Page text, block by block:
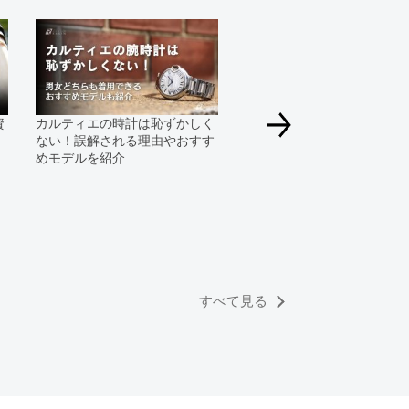
場合にも、事前に在庫の確認をお電話かメールにて
いたします。
、外装および内部機械に代替部品を使用している場
ております。
のでご了承くださいませ。
カルティエの時計は恥ずかしく
ない！誤解される理由やおすす
めモデルを紹介
すべて見る